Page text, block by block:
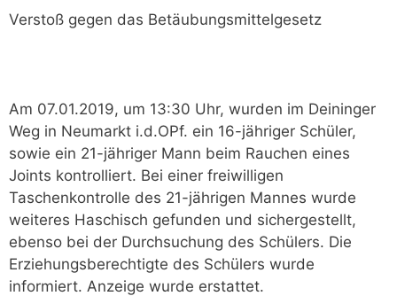
Verstoß gegen das Betäubungsmittelgesetz
Am 07.01.2019, um 13:30 Uhr, wurden im Deininger
Weg in Neumarkt i.d.OPf. ein 16-jähriger Schüler,
sowie ein 21-jähriger Mann beim Rauchen eines
Joints kontrolliert. Bei einer freiwilligen
Taschenkontrolle des 21-jährigen Mannes wurde
weiteres Haschisch gefunden und sichergestellt,
ebenso bei der Durchsuchung des Schülers. Die
Erziehungsberechtigte des Schülers wurde
informiert. Anzeige wurde erstattet.